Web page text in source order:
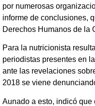
por numerosas
informe de conclusiones,
Derechos Humanos de la
Para la nutricionista
periodistas presentes en
ante las revelaciones
2018 se viene
Aunado a esto, indicó que